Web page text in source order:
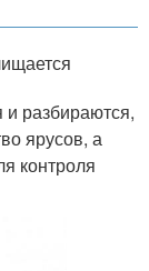
разбираются,
ярусов, а
контроля